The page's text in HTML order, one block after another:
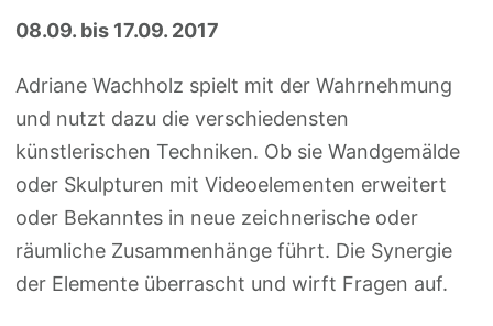
08.09. bis 17.09. 2017
Adriane Wachholz spielt mit der Wahrnehmung
und nutzt dazu die verschiedensten
künstlerischen Techniken. Ob sie Wandgemälde
oder Skulpturen mit Videoelementen erweitert
oder Bekanntes in neue zeichnerische oder
räumliche Zusammenhänge führt. Die Synergie
der Elemente überrascht und wirft Fragen auf.